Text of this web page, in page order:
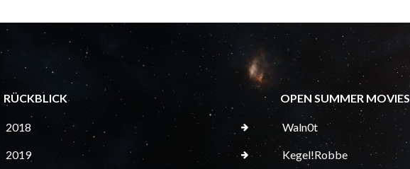
RÜCKBLICK
2018
2019
OPEN SUMMER MOVIES
Waln0t
Kegel!Robbe